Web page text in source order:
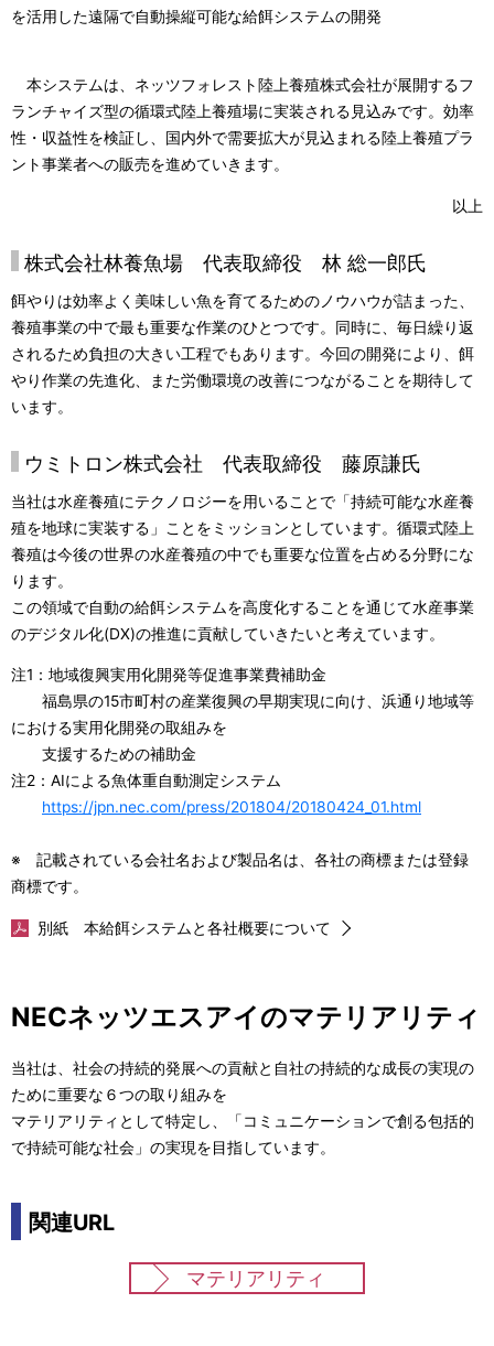
を活用した遠隔で自動操縦可能な給餌システムの開発
本システムは、ネッツフォレスト陸上養殖株式会社が展開するフ
ランチャイズ型の循環式陸上養殖場に実装される見込みです。効率
性・収益性を検証し、国内外で需要拡大が見込まれる陸上養殖プラ
ント事業者への販売を進めていきます。
以上
株式会社林養魚場 代表取締役 林 総一郎氏
餌やりは効率よく美味しい魚を育てるためのノウハウが詰まった、
養殖事業の中で最も重要な作業のひとつです。同時に、毎日繰り返
されるため負担の大きい工程でもあります。今回の開発により、餌
やり作業の先進化、また労働環境の改善につながることを期待して
います。
ウミトロン株式会社 代表取締役 藤原謙氏
当社は水産養殖にテクノロジーを用いることで「持続可能な水産養
殖を地球に実装する」ことをミッションとしています。循環式陸上
養殖は今後の世界の水産養殖の中でも重要な位置を占める分野にな
ります。
この領域で自動の給餌システムを高度化することを通じて水産事業
のデジタル化(DX)の推進に貢献していきたいと考えています。
注1：地域復興実用化開発等促進事業費補助金
福島県の15市町村の産業復興の早期実現に向け、浜通り地域等
における実用化開発の取組みを
支援するための補助金
注2：AIによる魚体重自動測定システム
https://jpn.nec.com/press/201804/20180424_01.html
※ 記載されている会社名および製品名は、各社の商標または登録
商標です。
別紙 本給餌システムと各社概要について
NECネッツエスアイのマテリアリティ
当社は、社会の持続的発展への貢献と自社の持続的な成長の実現の
ために重要な６つの取り組みを
マテリアリティとして特定し、「コミュニケーションで創る包括的
で持続可能な社会」の実現を目指しています。
関連URL
マテリアリティ